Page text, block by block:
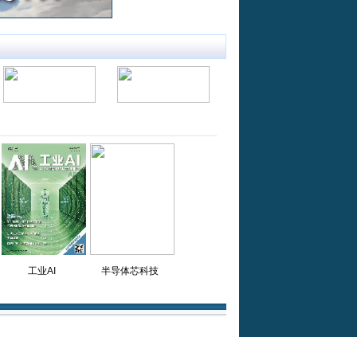
工业AI 半导体芯科技